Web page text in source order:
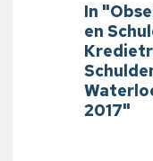
In
en
2017"